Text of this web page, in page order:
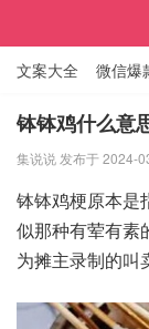
文案大全 微信爆
知识大全
钵钵鸡什么意
集说说 发布于 2024-
钵钵鸡梗原本是
似那种有荤有素
为摊主录制的叫